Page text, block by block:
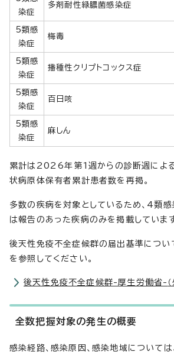
染症
多剤耐性緑膿菌感染症
5類感
染症
梅毒
5類感
染症
播種性クリプトコックス症
5類感
染症
百日咳
5類感
染症
麻しん
累計は2026年第1週からの診断週による
状病原体保有者累計患者数を再掲。
多数の疾病を対象としているため、4類
は報告のあった疾病のみを掲載しています
後天性免疫不全症候群の届出基準につい
を参照してください。
後天性免疫不全症候群-厚生労働省-
全数把握対象の発生の概要
感染経路、感染原因、感染地域について